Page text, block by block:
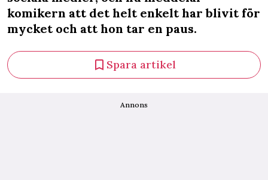
komikern att det helt enkelt har blivit för
mycket och att hon tar en paus.
Spara artikel
Annons